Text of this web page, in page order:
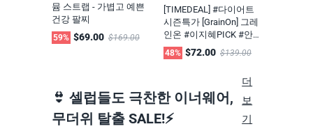
뮴 스트랩 - 가볍고 예쁜
건강 팔찌
59% $69.00 $169.00
[TIMEDEAL] #다이어트
시즌특가 [GrainOn] 그레
인온 #이지혜PICK #안
성재셰프 한정 기획 세트
(그린 캡슐레이션 말차맛
레이션 1개+프라임 캡슐
레이션 1개+파로 누룽지
리조또 2종*2개)
48% $72.00 $139.00
👙 셀럽들도 극찬한 이너웨어,
무더위 탈출 SALE!⚡
더
보
기